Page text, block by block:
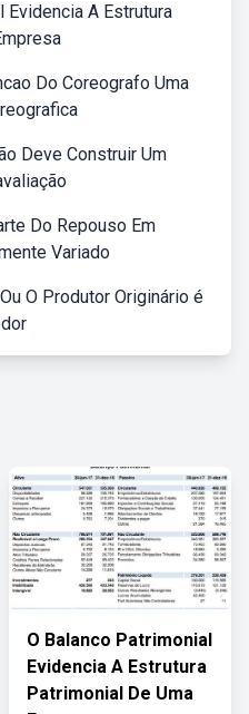
Evidencia A Estrutura
Do Coreografo Uma
Deve Construir Um
Do Repouso Em
Variado
O Produtor Originário é
O Balanco Patrimonial
Evidencia A Estrutura
Patrimonial De Uma